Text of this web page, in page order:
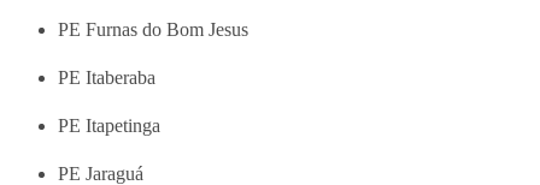
PE Furnas do Bom Jesus
PE Itaberaba
PE Itapetinga
PE Jaraguá